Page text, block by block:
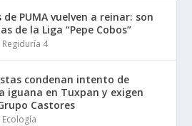
de PUMA vuelven a reinar: son
de la Liga “Pepe Cobos”
Regiduría 4
condenan intento de
iguana en Tuxpan y exigen
Castores
Ecología